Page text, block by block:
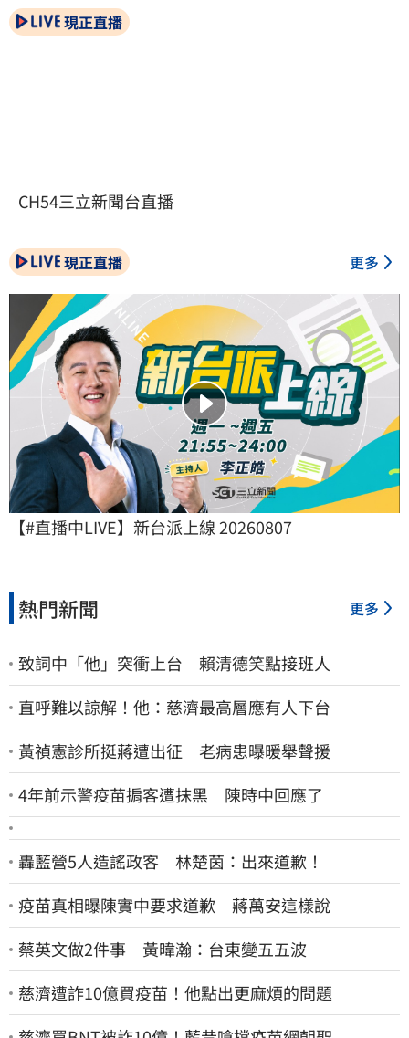
現正直播
CH54三立新聞台直播
現正直播 更多
【#直播中LIVE】新台派上線 20260807
熱門新聞 更多
致詞中「他」突衝上台 賴清德笑點接班人
直呼難以諒解！他：慈濟最高層應有人下台
黃禎憲診所挺蔣遭出征 老病患曝暖舉聲援
4年前示警疫苗掮客遭抹黑 陳時中回應了
轟藍營5人造謠政客 林楚茵：出來道歉！
疫苗真相曝陳實中要求道歉 蔣萬安這樣說
蔡英文做2件事 黃暐瀚：台東變五五波
慈濟遭詐10億買疫苗！他點出更麻煩的問題